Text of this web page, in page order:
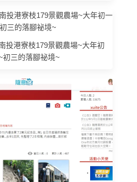
投港寮枝179景觀農場~大年初
初三的落腳祕境~